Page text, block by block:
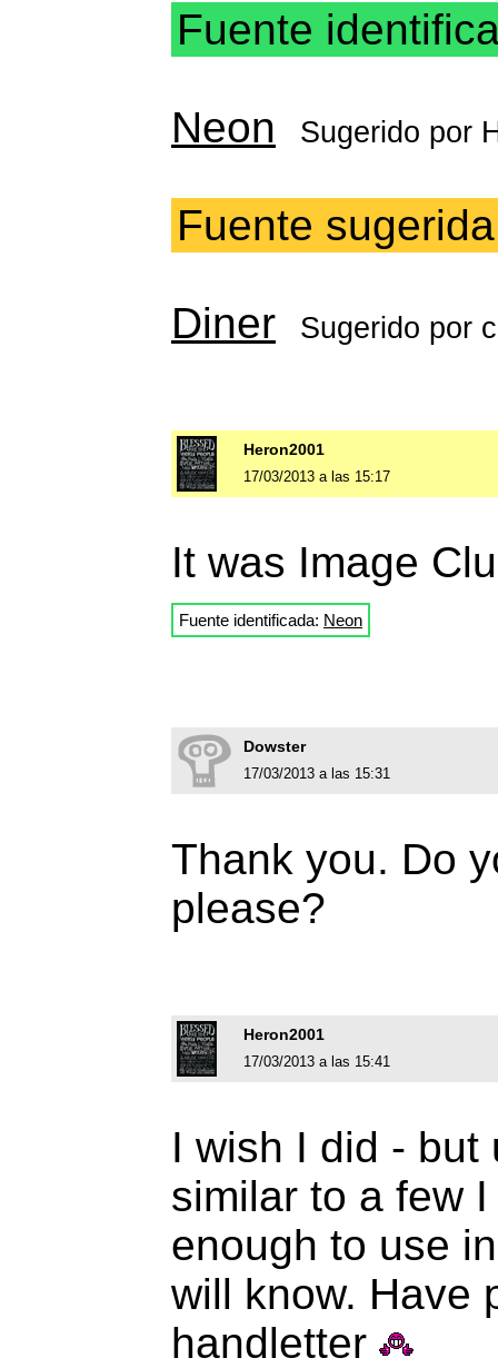
Fuente
Neon Sugerido por
Fuente sugerida
Diner Sugerido por
Heron2001
17/03/2013 a las 15:17
It was Image
Fuente identificada: Neon
Dowster
17/03/2013 a las 15:31
Thank you. Do
please?
Heron2001
17/03/2013 a las 15:41
I wish I did - but
similar to a few
enough to use
will know. Have
handletter